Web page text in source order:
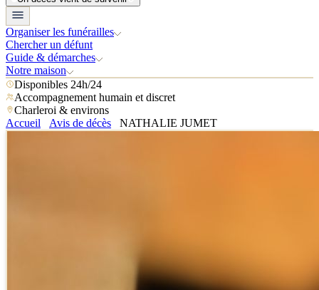
Organiser les funérailles
Chercher un défunt
Guide & démarches
Notre maison
Disponibles 24h/24
Accompagnement humain et discret
Charleroi & environs
Accueil
Avis de décès NATHALIE JUMET